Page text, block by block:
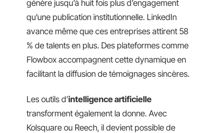
génère jusqu’à huit fois plus d’engagement
qu’une publication institutionnelle. LinkedIn
avance même que ces entreprises attirent 58
% de talents en plus. Des plateformes comme
Flowbox accompagnent cette dynamique en
facilitant la diffusion de témoignages sincères.
Les outils d’intelligence artificielle
transforment également la donne. Avec
Kolsquare ou Reech, il devient possible de